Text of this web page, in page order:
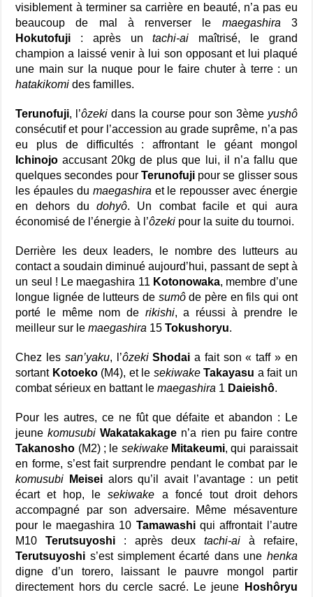
visiblement à terminer sa carrière en beauté, n’a pas eu
beaucoup de mal à renverser le maegashira 3
Hokutofuji : après untachi-ai maîtrisé, le grand
champion a laissé venir à lui son opposant et lui plaqué
une main sur la nuque pour le faire chuter à terre : un
hatakikomi des familles.
Terunofuji, l’ôzeki dans la course pour son 3ème yushô
consécutif et pour l’accession au grade suprême, n’a pas
eu plus de difficultés : affrontant le géant mongol
Ichinojo accusant 20kg de plus que lui, il n’a fallu que
quelques secondes pour Terunofujipour se glisser sous
les épaules du maegashira et le repousser avec énergie
en dehors dudohyô. Un combat facile et qui aura
économisé de l’énergie à l’ôzeki pour la suite du tournoi.
Derrière les deux leaders, le nombre des lutteurs au
contact a soudain diminué aujourd’hui, passant de sept à
un seul ! Le maegashira 11 Kotonowaka, membre d’une
longue lignée de lutteurs de sumôde père en fils qui ont
porté le même nom de rikishi, a réussi à prendre le
meilleur sur lemaegashira 15Tokushoryu.
Chez les san’yaku, l’ôzeki Shodai a fait son « taff » en
sortant Kotoeko(M4), et le sekiwake Takayasu a fait un
combat sérieux en battant lemaegashira 1 Daieishô.
Pour les autres, ce ne fût que défaite et abandon : Le
jeunekomusubi Wakatakakage n’a rien pu faire contre
Takanosho (M2) ; le sekiwake Mitakeumi, qui paraissait
en forme, s’est fait surprendre pendant le combat par le
komusubi
Meiseialors qu’il avait l’avantage : un petit
écart et hop, lesekiwake a foncé tout droit dehors
accompagné par son adversaire. Même mésaventure
pour le maegashira 10 Tamawashiqui affrontait l’autre
M10Terutsuyoshi : après deux tachi-aià refaire,
Terutsuyoshi s’est simplement écarté dans une henka
digne d’un torero, laissant le pauvre mongol partir
directement hors du cercle sacré. Le jeune
Hoshôryu